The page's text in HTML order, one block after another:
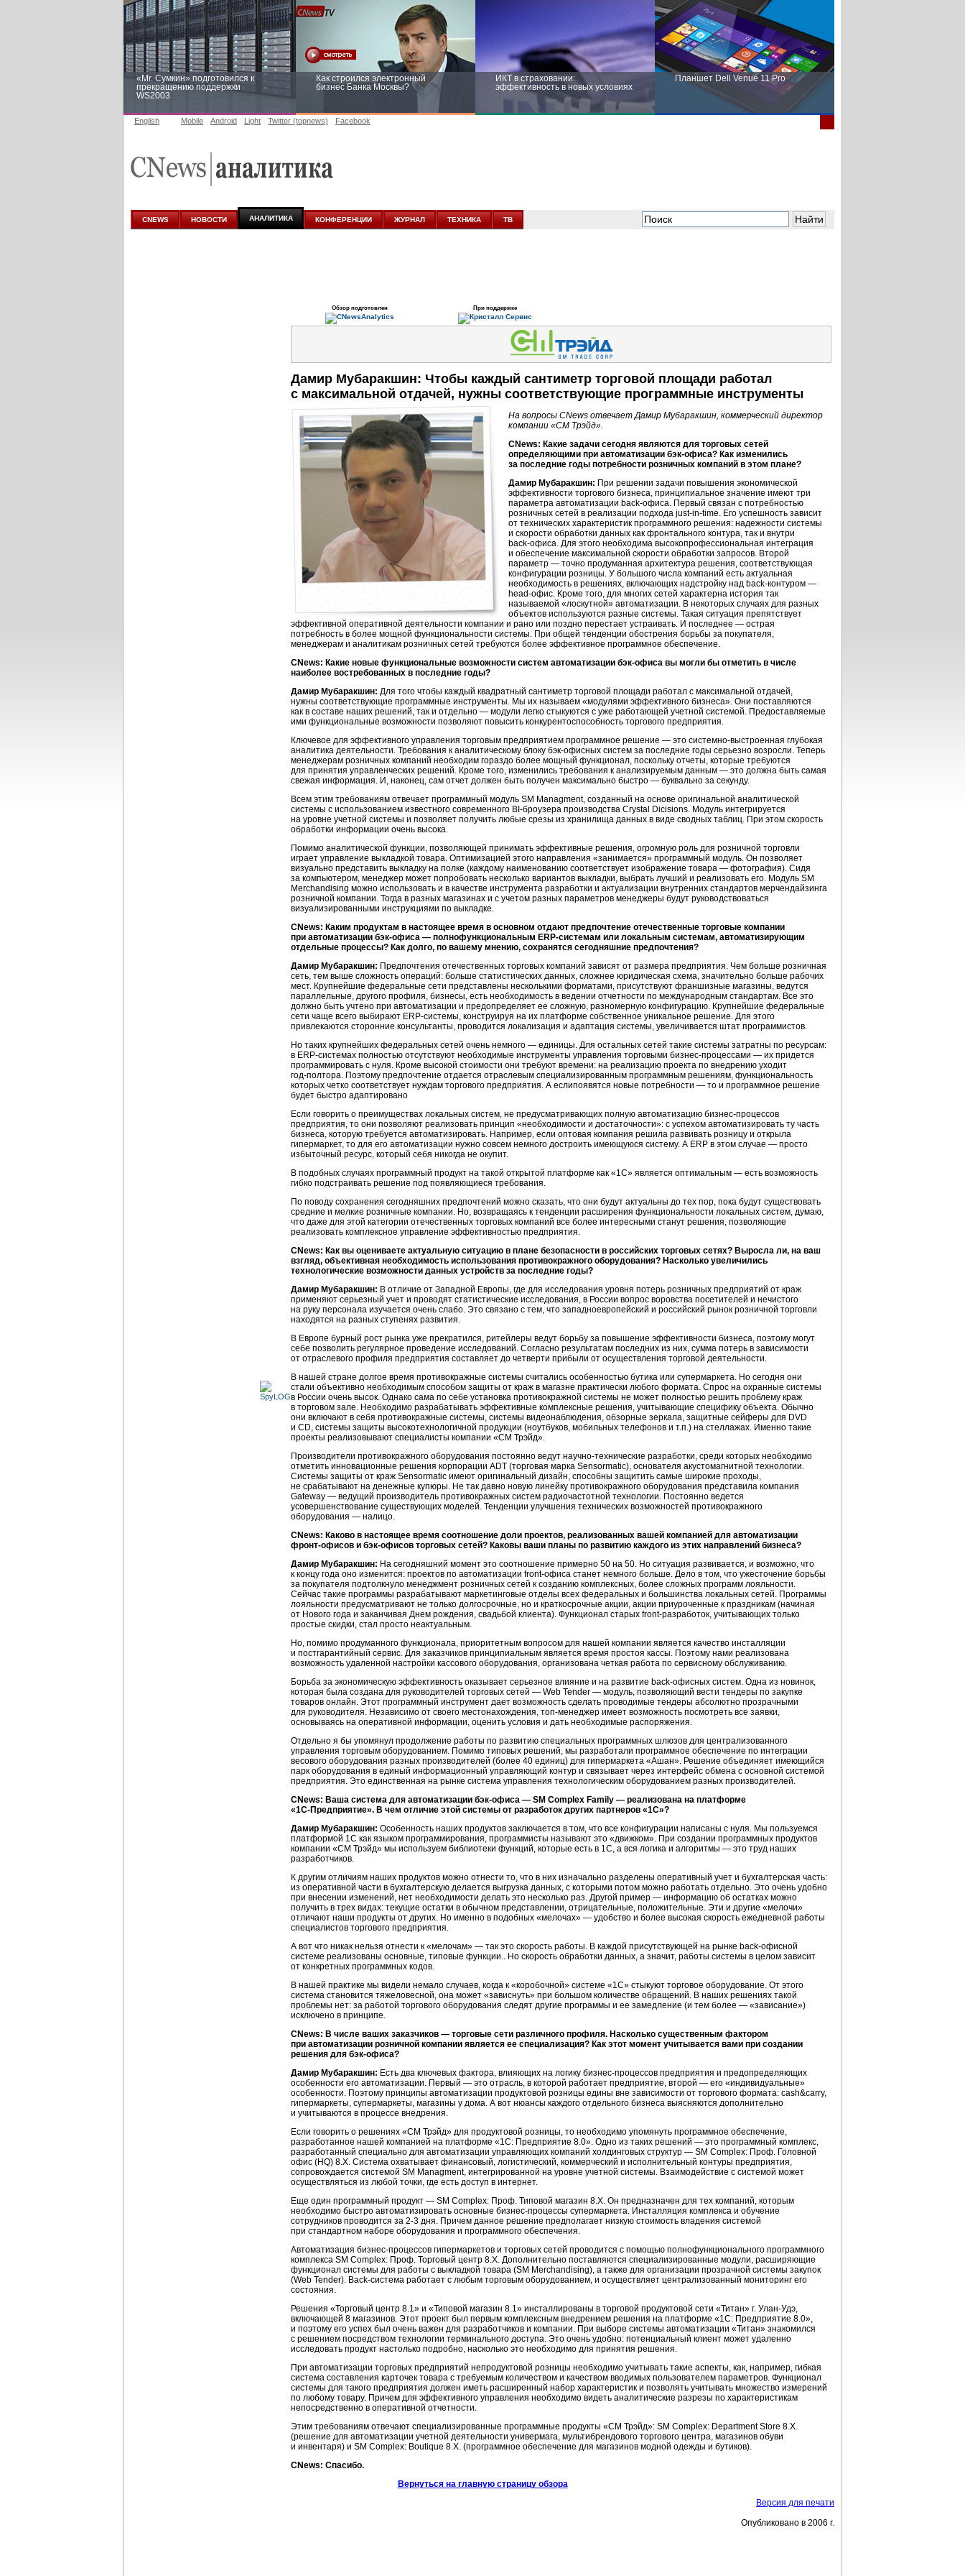
«Mr. Сумкин» подготовился к
прекращению поддержки
WS2003
Как строился электронный
бизнес Банка Москвы?
ИКТ в страховании:
эффективность в новых условиях
Планшет Dell Venue 11 Pro
аналитике
новых условиях
English Mobile Android Light Twitter (topnews) Facebook
CNEWS НОВОСТИ АНАЛИТИКА КОНФЕРЕНЦИИ ЖУРНАЛ ТЕХНИКА ТВ
Обзор подготовлен При поддержке
Дамир Мубаракшин: Чтобы каждый сантиметр торговой площади работал
с максимальной отдачей, нужны соответствующие программные инструменты
На вопросы CNews отвечает Дамир Мубаракшин, коммерческий директор
компании «СМ Трэйд».
CNews: Какие задачи сегодня являются для торговых сетей
определяющими при автоматизации бэк-офиса? Как изменились
за последние годы потребности розничных компаний в этом плане?
Дамир Мубаракшин: При решении задачи повышения экономической
эффективности торгового бизнеса, принципиальное значение имеют три
параметра автоматизации back-офиса. Первый связан с потребностью
розничных сетей в реализации подхода just-in-time. Его успешность зависит
от технических характеристик программного решения: надежности системы
и скорости обработки данных как фронтального контура, так и внутри
back-офиса. Для этого необходима высокопрофессиональная интеграция
и обеспечение максимальной скорости обработки запросов. Второй
параметр — точно продуманная архитектура решения, соответствующая
конфигурации розницы. У большого числа компаний есть актуальная
необходимость в решениях, включающих надстройку над back-контуром —
head-офис. Кроме того, для многих сетей характерна история так
называемой «лоскутной» автоматизации. В некоторых случаях для разных
объектов используются разные системы. Такая ситуация препятствует
эффективной оперативной деятельности компании и рано или поздно перестает устраивать. И последнее — острая
потребность в более мощной функциональности системы. При общей тенденции обострения борьбы за покупателя,
менеджерам и аналитикам розничных сетей требуются более эффективное программное обеспечение.
CNews: Какие новые функциональные возможности систем автоматизации бэк-офиса вы могли бы отметить в числе
наиболее востребованных в последние годы?
Дамир Мубаракшин: Для того чтобы каждый квадратный сантиметр торговой площади работал с максимальной отдачей,
нужны соответствующие программные инструменты. Мы их называем «модулями эффективного бизнеса». Они поставляются
как в составе наших решений, так и отдельно — модули легко стыкуются с уже работающей учетной системой. Предоставляемые
ими функциональные возможности позволяют повысить конкурентоспособность торгового предприятия.
Ключевое для эффективного управления торговым предприятием программное решение — это системно-выстроенная глубокая
аналитика деятельности. Требования к аналитическому блоку бэк-офисных систем за последние годы серьезно возросли. Теперь
менеджерам розничных компаний необходим гораздо более мощный функционал, поскольку отчеты, которые требуются
для принятия управленческих решений. Кроме того, изменились требования к анализируемым данным — это должна быть самая
свежая информация. И, наконец, сам отчет должен быть получен максимально быстро — буквально за секунду.
Всем этим требованиям отвечает программный модуль SM Managment, созданный на основе оригинальной аналитической
системы с использованием известного современного BI-броузера производства Crystal Dicisions. Модуль интегрируется
на уровне учетной системы и позволяет получить любые срезы из хранилища данных в виде сводных таблиц. При этом скорость
обработки информации очень высока.
Помимо аналитической функции, позволяющей принимать эффективные решения, огромную роль для розничной торговли
играет управление выкладкой товара. Оптимизацией этого направления «занимается» программный модуль. Он позволяет
визуально представить выкладку на полке (каждому наименованию соответствует изображение товара — фотография). Сидя
за компьютером, менеджер может попробовать несколько вариантов выкладки, выбрать лучший и реализовать его. Модуль SM
Merchandising можно использовать и в качестве инструмента разработки и актуализации внутренних стандартов мерчендайзинга
розничной компании. Тогда в разных магазинах и с учетом разных параметров менеджеры будут руководствоваться
визуализированными инструкциями по выкладке.
CNews: Каким продуктам в настоящее время в основном отдают предпочтение отечественные торговые компании
при автоматизации бэк-офиса — полнофункциональным ERP-системам или локальным системам, автоматизирующим
отдельные процессы? Как долго, по вашему мнению, сохранятся сегодняшние предпочтения?
Дамир Мубаракшин: Предпочтения отечественных торговых компаний зависят от размера предприятия. Чем больше розничная
сеть, тем выше сложность операций: больше статистических данных, сложнее юридическая схема, значительно больше рабочих
мест. Крупнейшие федеральные сети представлены несколькими форматами, присутствуют франшизные магазины, ведутся
параллельные, другого профиля, бизнесы, есть необходимость в ведении отчетности по международным стандартам. Все это
должно быть учтено при автоматизации и предопределяет ее сложную, разномерную конфигурацию. Крупнейшие федеральные
сети чаще всего выбирают ERP-системы, конструируя на их платформе собственное уникальное решение. Для этого
привлекаются сторонние консультанты, проводится локализация и адаптация системы, увеличивается штат программистов.
Но таких крупнейших федеральных сетей очень немного — единицы. Для остальных сетей такие системы затратны по ресурсам:
в ERP-системах полностью отсутствуют необходимые инструменты управления торговыми бизнес-процессами — их придется
программировать с нуля. Кроме высокой стоимости они требуют времени: на реализацию проекта по внедрению уходит
год-полтора. Поэтому предпочтение отдается отраслевым специализированным программным решениям, функциональность
которых четко соответствует нуждам торгового предприятия. А еслипоявятся новые потребности — то и программное решение
будет быстро адаптировано
Если говорить о преимуществах локальных систем, не предусматривающих полную автоматизацию бизнес-процессов
предприятия, то они позволяют реализовать принцип «необходимости и достаточности»: с успехом автоматизировать ту часть
бизнеса, которую требуется автоматизировать. Например, если оптовая компания решила развивать розницу и открыла
гипермаркет, то для его автоматизации нужно совсем немного достроить имеющуюся систему. А ERP в этом случае — просто
избыточный ресурс, который себя никогда не окупит.
В подобных случаях программный продукт на такой открытой платформе как «1C» является оптимальным — есть возможность
гибко подстраивать решение под появляющиеся требования.
По поводу сохранения сегодняшних предпочтений можно сказать, что они будут актуальны до тех пор, пока будут существовать
средние и мелкие розничные компании. Но, возвращаясь к тенденции расширения функциональности локальных систем, думаю,
что даже для этой категории отечественных торговых компаний все более интересными станут решения, позволяющие
реализовать комплексное управление эффективностью предприятия.
СNews: Как вы оцениваете актуальную ситуацию в плане безопасности в российских торговых сетях? Выросла ли, на ваш
взгляд, объективная необходимость использования противокражного оборудования? Насколько увеличились
технологические возможности данных устройств за последние годы?
Дамир Мубаракшин: В отличие от Западной Европы, где для исследования уровня потерь розничных предприятий от краж
применяют серьезный учет и проводят статистические исследования, в России вопрос воровства посетителей и нечистого
на руку персонала изучается очень слабо. Это связано с тем, что западноевропейский и российский рынок розничной торговли
находятся на разных ступенях развития.
В Европе бурный рост рынка уже прекратился, ритейлеры ведут борьбу за повышение эффективности бизнеса, поэтому могут
себе позволить регулярное проведение исследований. Согласно результатам последних из них, сумма потерь в зависимости
от отраслевого профиля предприятия составляет до четверти прибыли от осуществления торговой деятельности.
В нашей стране долгое время противокражные системы считались особенностью бутика или супермаркета. Но сегодня они
стали объективно необходимым способом защиты от краж в магазне практически любого формата. Спрос на охранные системы
в России очень высок. Однако сама по себе установка противокражной системы не может полностью решить проблему краж
в торговом зале. Необходимо разрабатывать эффективные комплексные решения, учитывающие специфику объекта. Обычно
они включают в себя противокражные системы, системы видеонаблюдения, обзорные зеркала, защитные сейферы для DVD
и CD, системы защиты высокотехнологичной продукции (ноутбуков, мобильных телефонов и т.п.) на стеллажах. Именно такие
проекты реализовывают специалисты компании «СМ Трэйд».
Производители противокражного оборудования постоянно ведут научно-технические разработки, среди которых необходимо
отметить инновационные решения корпорации ADT (торговая марка Sensormatic), основателя акустомагнитной технологии.
Системы защиты от краж Sensormatic имеют оригинальный дизайн, способны защитить самые широкие проходы,
не срабатывают на денежные купюры. Не так давно новую линейку противокражного оборудования представила компания
Gateway — ведущий производитель противокражных систем радиочастотной технологии. Постоянно ведется
усовершенствование существующих моделей. Тенденции улучшения технических возможностей противокражного
оборудования — налицо.
СNews: Каково в настоящее время соотношение доли проектов, реализованных вашей компанией для автоматизации
фронт-офисов и бэк-офисов торговых сетей? Каковы ваши планы по развитию каждого из этих направлений бизнеса?
Дамир Мубаракшин: На сегодняшний момент это соотношение примерно 50 на 50. Но ситуация развивается, и возможно, что
к концу года оно изменится: проектов по автоматизации front-офиса станет немного больше. Дело в том, что ужесточение борьбы
за покупателя подтолкнуло менеджмент розничных сетей к созданию комплексных, более сложных программ лояльности.
Сейчас такие программы разрабатывают маркетинговые отделы всех федеральных и большинства локальных сетей. Программы
лояльности предусматривают не только долгосрочные, но и краткосрочные акции, акции приуроченные к праздникам (начиная
от Нового года и заканчивая Днем рождения, свадьбой клиента). Функционал старых front-разработок, учитывающих только
простые скидки, стал просто неактуальным.
Но, помимо продуманного функционала, приоритетным вопросом для нашей компании является качество инсталляции
и постгарантийный сервис. Для заказчиков принципиальным является время простоя кассы. Поэтому нами реализована
возможность удаленной настройки кассового оборудования, организована четкая работа по сервисному обслуживанию.
Борьба за экономическую эффективность оказывает серьезное влияние и на развитие back-офисных систем. Одна из новинок,
которая была создана для руководителей торговых сетей — Web Tender — модуль, позволяющий вести тендеры по закупке
товаров онлайн. Этот программный инструмент дает возможность сделать проводимые тендеры абсолютно прозрачными
для руководителя. Независимо от своего местонахождения, топ-менеджер имеет возможность посмотреть все заявки,
основываясь на оперативной информации, оценить условия и дать необходимые распоряжения.
Отдельно я бы упомянул продолжение работы по развитию специальных программных шлюзов для централизованного
управления торговым оборудованием. Помимо типовых решений, мы разработали программное обеспечение по интеграции
весового оборудования разных производителей (более 40 единиц) для гипермаркета «Ашан». Решение объединяет имеющийся
парк оборудования в единый информационный управляющий контур и связывает через интерфейс обмена с основной системой
предприятия. Это единственная на рынке система управления технологическим оборудованием разных производителей.
СNews: Ваша система для автоматизации бэк-офиса — SM Complex Family — реализована на платформе
«1С-Предприятие». В чем отличие этой системы от разработок других партнеров «1С»?
Дамир Мубаракшин: Особенность наших продуктов заключается в том, что все конфигурации написаны с нуля. Мы пользуемся
платформой 1С как языком программирования, программисты называют это «движком». При создании программных продуктов
компании «СМ Трэйд» мы используем библиотеки функций, которые есть в 1С, а вся логика и алгоритмы — это труд наших
разработчиков.
К другим отличиям наших продуктов можно отнести то, что в них изначально разделены оперативный учет и бухгалтерская часть:
из оперативной части в бухгалтерскую делается выгрузка данных, с которыми потом можно работать отдельно. Это очень удобно
при внесении изменений, нет необходимости делать это несколько раз. Другой пример — информацию об остатках можно
получить в трех видах: текущие остатки в обычном представлении, отрицательные, положительные. Эти и другие «мелочи»
отличают наши продукты от других. Но именно в подобных «мелочах» — удобство и более высокая скорость ежедневной работы
специалистов торгового предприятия.
А вот что никак нельзя отнести к «мелочам» — так это скорость работы. В каждой присутствующей на рынке back-офисной
системе реализованы основные, типовые функции.. Но скорость обработки данных, а значит, работы системы в целом зависит
от конкретных программных кодов.
В нашей практике мы видели немало случаев, когда к «коробочной» системе «1С» стыкуют торговое оборудование. От этого
система становится тяжеловесной, она может «зависнуть» при большом количестве обращений. В наших решениях такой
проблемы нет: за работой торгового оборудования следят другие программы и ее замедление (и тем более — «зависание»)
исключено в принципе.
CNews: В числе ваших заказчиков — торговые сети различного профиля. Насколько существенным фактором
при автоматизации розничной компании является ее специализация? Как этот момент учитывается вами при создании
решения для бэк-офиса?
Дамир Мубаракшин: Есть два ключевых фактора, влияющих на логику бизнес-процессов предприятия и предопределяющих
особенности его автоматизации. Первый — это отрасль, в которой работает предприятие, второй — его «индивидуальные»
особенности. Поэтому принципы автоматизации продуктовой розницы едины вне зависимости от торгового формата: cash&carry,
гипермаркеты, супермаркеты, магазины у дома. А вот нюансы каждого отдельного бизнеса выясняются дополнительно
и учитываются в процессе внедрения.
Если говорить о решениях «СМ Трэйд» для продуктовой розницы, то необходимо упомянуть программное обеспечение,
разработанное нашей компанией на платформе «1С: Предприятие 8.0». Одно из таких решений — это программный комплекс,
разработанный специально для автоматизации управляющих компаний холдинговых структур — SM Complex: Проф. Головной
офис (HQ) 8.Х. Система охватывает финансовый, логистический, коммерческий и исполнительный контуры предприятия,
сопровождается системой SM Managment, интегрированной на уровне учетной системы. Взаимодействие с системой может
осуществляться из любой точки, где есть доступ в интернет.
Еще один программный продукт — SM Complex: Проф. Типовой магазин 8.Х. Он предназначен для тех компаний, которым
необходимо быстро автоматизировать основные бизнес-процессы супермаркета. Инсталляция комплекса и обучение
сотрудников проводится за 2-3 дня. Причем данное решение предполагает низкую стоимость владения системой
при стандартном наборе оборудования и программного обеспечения.
Автоматизация бизнес-процессов гипермаркетов и торговых сетей проводится с помощью полнофункционального программного
комплекса SM Complex: Проф. Торговый центр 8.Х. Дополнительно поставляются специализированные модули, расширяющие
функционал системы для работы с выкладкой товара (SM Merchandising), а также для организации прозрачной системы закупок
(Web Tender). Back-система работает с любым торговым оборудованием, и осуществляет централизованный мониторинг его
состояния.
Решения «Торговый центр 8.1» и «Типовой магазин 8.1» инсталлированы в торговой продуктовой сети «Титан» г. Улан-Удэ,
включающей 8 магазинов. Этот проект был первым комплексным внедрением решения на платформе «1С: Предприятие 8.0»,
и поэтому его успех был очень важен для разработчиков и компании. При выборе системы автоматизации «Титан» знакомился
с решением посредством технологии терминального доступа. Это очень удобно: потенциальный клиент может удаленно
исследовать продукт настолько подробно, насколько это необходимо для принятия решения.
При автоматизации торговых предприятий непродуктовой розницы необходимо учитывать такие аспекты, как, например, гибкая
система составления карточек товара с требуемым количеством и качеством вводимых пользователем параметров. Функционал
системы для такого предприятия должен иметь расширенный набор характеристик и позволять учитывать множество измерений
по любому товару. Причем для эффективного управления необходимо видеть аналитические разрезы по характеристикам
непосредственно в оперативной отчетности.
Этим требованиям отвечают специализированные программные продукты «СМ Трэйд»: SM Complex: Department Store 8.Х.
(решение для автоматизации учетной деятельности универмага, мультибрендового торгового центра, магазинов обуви
и инвентаря) и SM Complex: Boutique 8.Х. (программное обеспечение для магазинов модной одежды и бутиков).
CNews: Спасибо.
Вернуться на главную страницу обзора
Версия для печати
Опубликовано в 2006 г.